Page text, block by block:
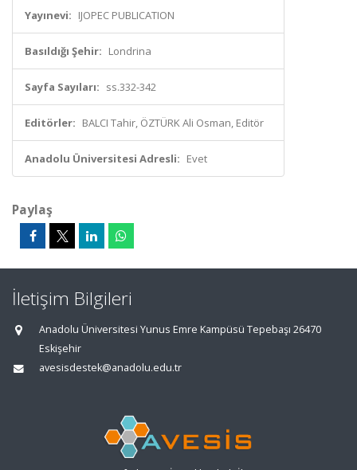
Yayınevi: IJOPEC PUBLICATION
Basıldığı Şehir: Londrina
Sayfa Sayıları: ss.332-342
Editörler: BALCI Tahir, ÖZTÜRK Ali Osman, Editör
Anadolu Üniversitesi Adresli: Evet
Paylaş
İletişim Bilgileri
Anadolu Üniversitesi Yunus Emre Kampüsü Tepebaşı 26470
Eskişehir
avesisdestek@anadolu.edu.tr